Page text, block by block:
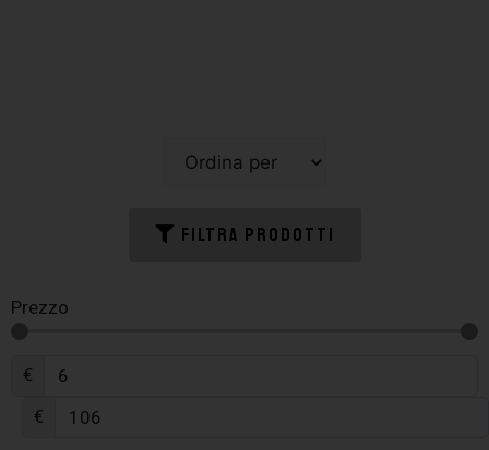
FILTRA PRODOTTI
Prezzo
€
€